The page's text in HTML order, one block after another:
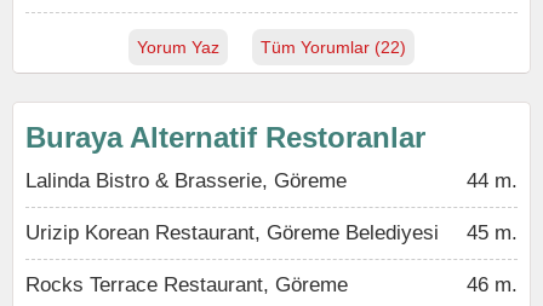
Yorum Yaz Tüm Yorumlar (22)
Buraya Alternatif Restoranlar
Lalinda Bistro & Brasserie, Göreme 44 m.
Urizip Korean Restaurant, Göreme Belediyesi 45 m.
Rocks Terrace Restaurant, Göreme 46 m.